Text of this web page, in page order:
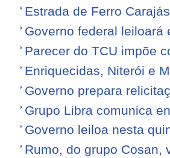
Estrada de Ferro
Governo federal leiloará
Parecer do TCU impõe
Enriquecidas, Niterói e
Governo prepara
Grupo Libra comunica
Governo leiloa nesta
Rumo, do grupo Cosan,